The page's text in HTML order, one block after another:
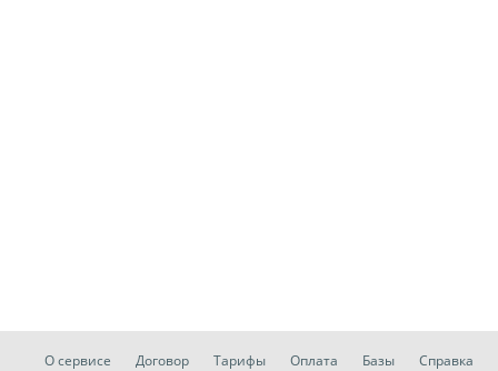
О сервисе Договор Тарифы Оплата Базы Справка